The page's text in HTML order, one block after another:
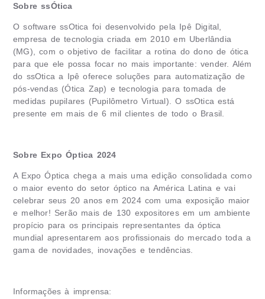
Sobre ssÓtica
O software ssOtica foi desenvolvido pela Ipê Digital,
empresa de tecnologia criada em 2010 em Uberlândia
(MG), com o objetivo de facilitar a rotina do dono de ótica
para que ele possa focar no mais importante: vender. Além
do ssOtica a Ipê oferece soluções para automatização de
pós-vendas (Ótica Zap) e tecnologia para tomada de
medidas pupilares (Pupilômetro Virtual). O ssOtica está
presente em mais de 6 mil clientes de todo o Brasil.
Sobre Expo Óptica 2024
A Expo Óptica chega a mais uma edição consolidada como
o maior evento do setor óptico na América Latina e vai
celebrar seus 20 anos em 2024 com uma exposição maior
e melhor! Serão mais de 130 expositores em um ambiente
propício para os principais representantes da óptica
mundial apresentarem aos profissionais do mercado toda a
gama de novidades, inovações e tendências.
Informações à imprensa: